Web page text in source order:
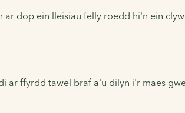
dop ein lleisiau felly roedd hi'n ein
ar ffyrdd tawel braf a'u dilyn i'r maes